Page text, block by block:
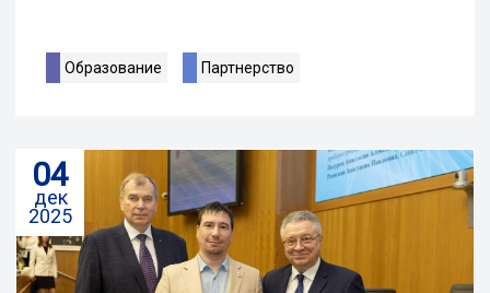
Образование Партнерство
04
дек
2025